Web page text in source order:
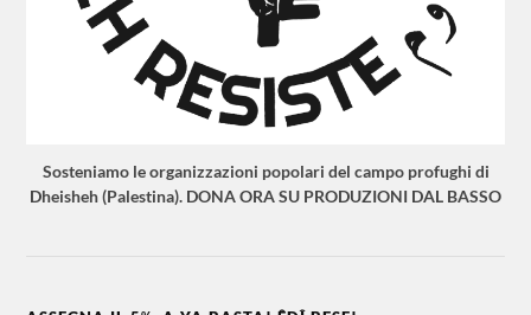
Sosteniamo le organizzazioni popolari del campo profughi di
Dheisheh (Palestina). DONA ORA SU PRODUZIONI DAL BASSO